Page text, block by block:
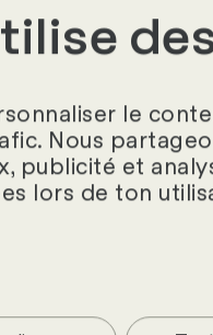
le
Nous
publicité et
lors de ton